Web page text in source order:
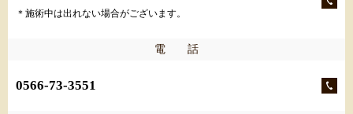
＊施術中は出れない場合がございます。
電 話
0566-73-3551